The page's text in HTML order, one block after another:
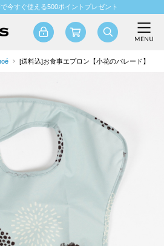
今すぐ使える500ポイントプレゼント
[送料込]お食事エプロン【小花のパレード】